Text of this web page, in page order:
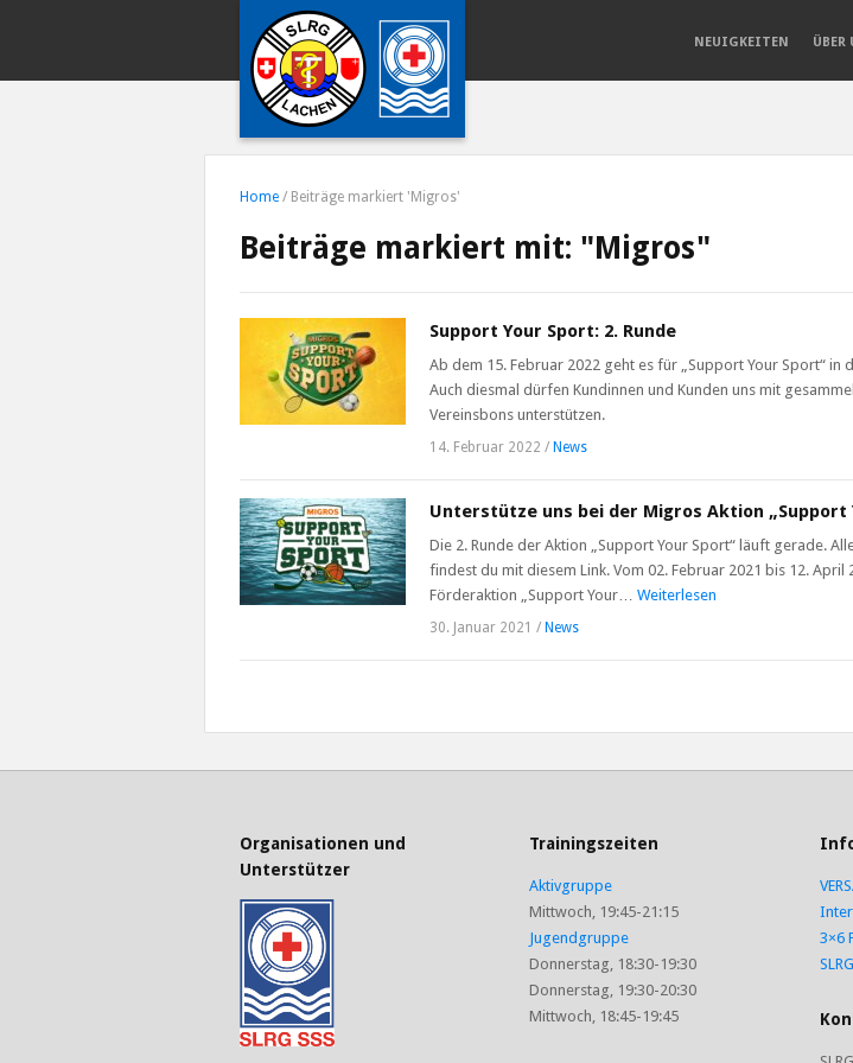
NEUIGKEITEN ÜBER
Home / Beiträge markiert 'Migros'
Beiträge markiert mit: "Migros"
Support Your Sport: 2. Runde
Ab dem 15. Februar 2022 geht es für „Support Your Sport“ in
Auch diesmal dürfen Kundinnen und Kunden uns mit
Vereinsbons unterstützen.
14. Februar 2022 / News
Unterstütze uns bei der Migros Aktion „Support
Die 2. Runde der Aktion „Support Your Sport“ läuft gerade.
findest du mit diesem Link. Vom 02. Februar 2021 bis 12. April
Förderaktion „Support Your… Weiterlesen
30. Januar 2021 / News
Organisationen und
Unterstützer
Trainingszeiten
Aktivgruppe
Mittwoch, 19:45-21:15
Jugendgruppe
Donnerstag, 18:30-19:30
Donnerstag, 19:30-20:30
Mittwoch, 18:45-19:45
3×6